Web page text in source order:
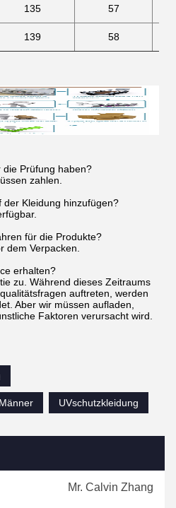
135 57
139 58
Prüfung haben?
zahlen.
Kleidung hinzufügen?
für die Produkte?
dem Verpacken.
erhalten?
zu. Während dieses Zeitraums
auftreten, werden
Aber wir müssen aufladen,
Faktoren verursacht wird.
UVschutzkleidung
Mr. Calvin Zhang